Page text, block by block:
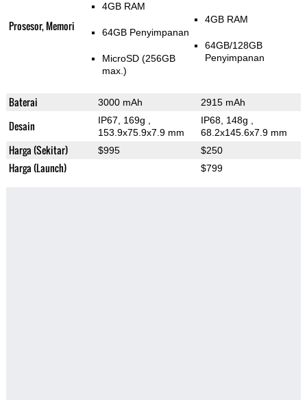
Prosesor, Memori
4GB RAM
64GB Penyimpanan
MicroSD (256GB
max.)
4GB RAM
64GB/128GB
Penyimpanan
Baterai 3000 mAh 2915 mAh
Desain IP67, 169g
153.9x75.9x7.9 mm
IP68, 148g
68.2x145.6x7.9 mm
Harga (Sekitar) $995 $250
Harga (Launch) $799